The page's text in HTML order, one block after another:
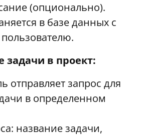
(опционально).
в базе данных с
задачи в проект:
отправляет запрос для
в определенном
название задачи,